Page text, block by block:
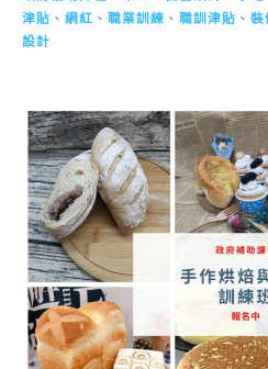
津貼 、 網紅 、 職業訓練 、 職訓津貼 、 裝
設計